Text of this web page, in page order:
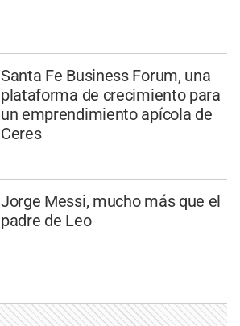
Santa Fe Business Forum, una
plataforma de crecimiento para
un emprendimiento apícola de
Ceres
Jorge Messi, mucho más que el
padre de Leo